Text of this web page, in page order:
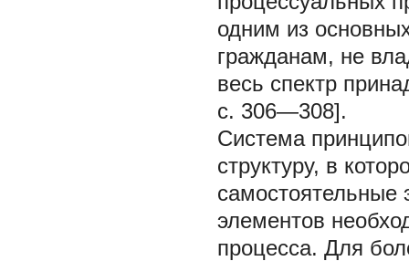
одним из
гражданам, не
весь спектр
с. 306—308].
Система
структуру, в
самостоятельные
элементов
процесса. Для